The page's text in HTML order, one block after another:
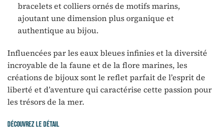
bracelets et colliers ornés de motifs marins,
ajoutant une dimension plus organique et
authentique au bijou.
Influencées par les eaux bleues infinies et la diversité
incroyable de la faune et de la flore marines, les
créations de bijoux sont le reflet parfait de l’esprit de
liberté et d’aventure qui caractérise cette passion pour
les trésors de la mer.
Découvrez le détail